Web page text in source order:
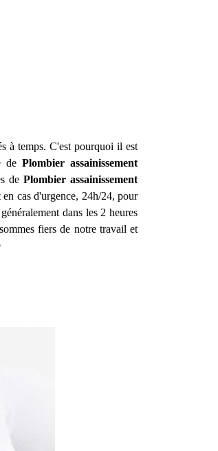
à temps. C'est pourquoi il est
de Plombier assainissement
dePlombier assainissement
cas d'urgence, 24h/24, pour
dans les 2 heures
fiers de notre travail et